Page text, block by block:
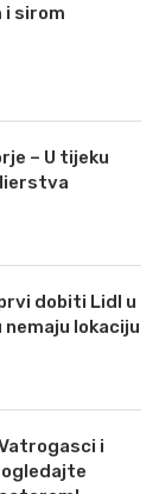
i sirom
– U tijeku
dobiti Lidl u
nemaju lokaciju
Vatrogasci i